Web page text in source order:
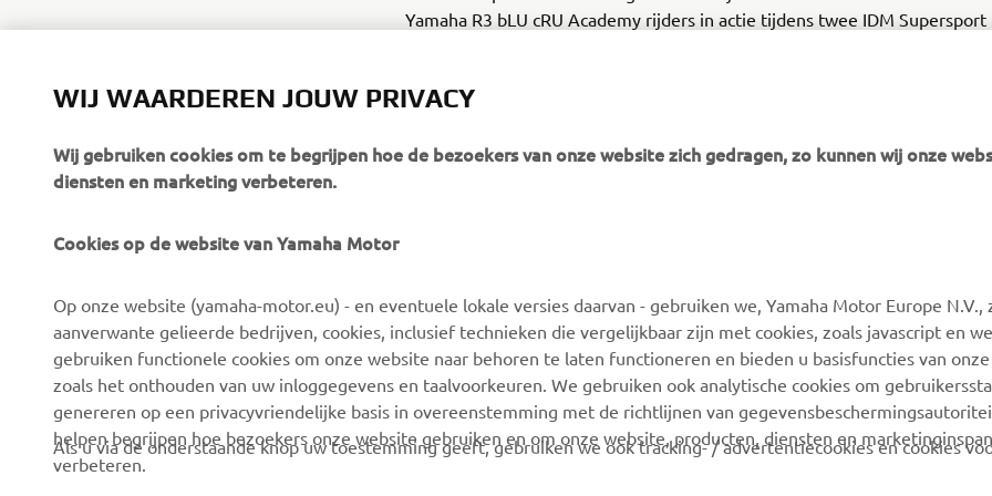
Yamaha R3 bLU cRU Academy rijders in actie tijdens twee IDM Supersport
CORPORATE
Over ons
Evenementen
Press
Careers
VOOR BEDRIJVEN
eBike systemen
Autoriteiten
Golfbanen
Eerste hulpverleners
MyYamaha
Yamaha Music
Yamaha Racing
Yamaha Motor Global
Webshop-ondersteuning
Onderdelencatalogus
Boek een
onderhoudsbeurt
Zoek een Yamaha-dealer
WIJ WAARDEREN JOUW PRIVACY
Wij gebruiken cookies om te begrijpen hoe de bezoekers van onze website zich gedragen, zo kunnen wij onze
diensten en marketing verbeteren.
Cookies op de website van Yamaha Motor
Op onze website (yamaha-motor.eu) - en eventuele lokale versies daarvan - gebruiken we, Yamaha Motor Europe N.V.,
aanverwante gelieerde bedrijven, cookies, inclusief technieken die vergelijkbaar zijn met cookies, zoals javascript en
gebruiken functionele cookies om onze website naar behoren te laten functioneren en bieden u basisfuncties van
zoals het onthouden van uw inloggegevens en taalvoorkeuren. We gebruiken ook analytische cookies om
genereren op een privacyvriendelijke basis in overeenstemming met de richtlijnen van
helpen begrijpen hoe bezoekers onze website gebruiken en om onze website, producten, diensten en
verbeteren.
Als u via de onderstaande knop uw toestemming geeft, gebruiken we ook tracking- / advertentiecookies en cookies